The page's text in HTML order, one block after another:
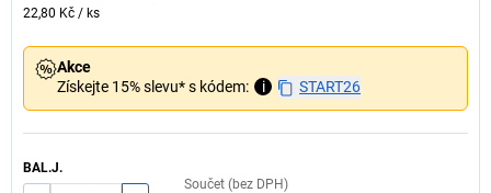
22,80 Kč / ks
Akce
Získejte 15% slevu* s kódem:
i START26
BAL.J.
Součet (bez DPH)